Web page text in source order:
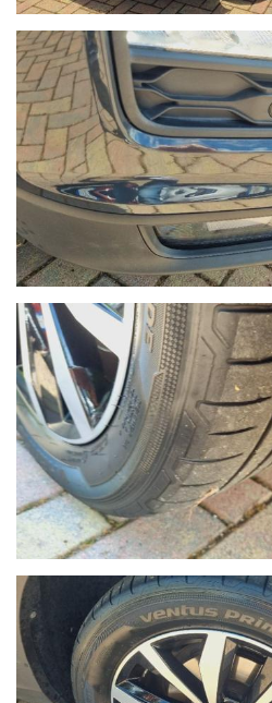
Ho letto e accetto
Acconsento al trattamento
marketing
Invia